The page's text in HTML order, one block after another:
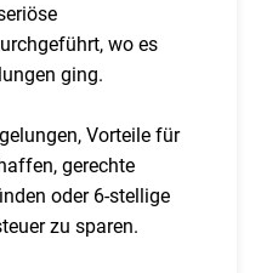
wo es
ging.
Vorteile für
gerechte
oder 6-stellige
zu sparen.